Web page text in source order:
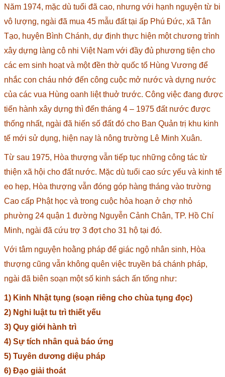
Năm 1974, mặc dù tuổi đã cao, nhưng với hạnh nguyện từ bi
vô lượng, ngài đã mua 45 mẫu đất tại ấp Phú Đức, xã Tân
Tạo, huyện Bình Chánh, dự định thực hiện một chương trình
xây dựng làng cô nhi Việt Nam với đầy đủ phương tiện cho
các em sinh hoạt và một đền thờ quốc tổ Hùng Vương để
nhắc con cháu nhớ đến công cuộc mở nước và dựng nước
của các vua Hùng oanh liệt thuở trước. Công việc đang được
tiến hành xây dựng thì đến tháng 4 – 1975 đất nước được
thống nhất, ngài đã hiến số đất đó cho Ban Quản trị khu kinh
tế mới sử dụng, hiện nay là nông trường Lê Minh Xuân.
Từ sau 1975, Hòa thượng vẫn tiếp tục những công tác từ
thiện xã hội cho đất nước. Mặc dù tuổi cao sức yếu và kinh tế
eo hẹp, Hòa thượng vẫn đóng góp hàng tháng vào trường
Cao cấp Phật học và trong cuộc hỏa hoạn ở chợ nhỏ
phường 24 quận 1 đường Nguyễn Cảnh Chân, TP. Hồ Chí
Minh, ngài đã cứu trợ 3 đợt cho 31 hộ tại đó.
Với tâm nguyện hoằng pháp để giác ngộ nhân sinh, Hòa
thượng cũng vẫn không quên việc truyền bá chánh pháp,
ngài đã biên soạn một số kinh sách ấn tống như:
1) Kinh Nhật tụng (soạn riêng cho chùa tụng đọc)
2) Nghi luật tu trì thiết yếu
3) Quy giới hành trì
4) Sự tích nhân quả báo ứng
5) Tuyên dương diệu pháp
6) Đạo giải thoát